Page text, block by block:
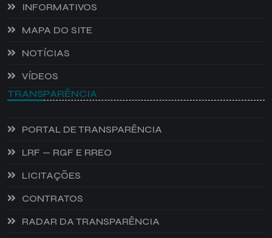
INFORMATIVOS
MAPA DO SITE
NOTÍCIAS
VÍDEOS
TRANSPARÊNCIA
PORTAL DE TRANSPARÊNCIA
LRF — RGF E RREO
LICITAÇÕES
CONTRATOS
RADAR DA TRANSPARÊNCIA